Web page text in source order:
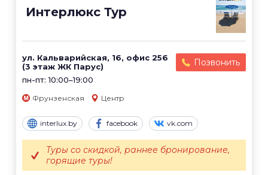
Интерлюкс Тур
ул. Кальварийская, 16, офис 256
(3 этаж ЖК Парус)
пн-пт: 10:00–19:00
Позвонить
Фрунзенская Центр
interlux.by facebook vk.com
Туры со скидкой, раннее бронирование,
горящие туры!